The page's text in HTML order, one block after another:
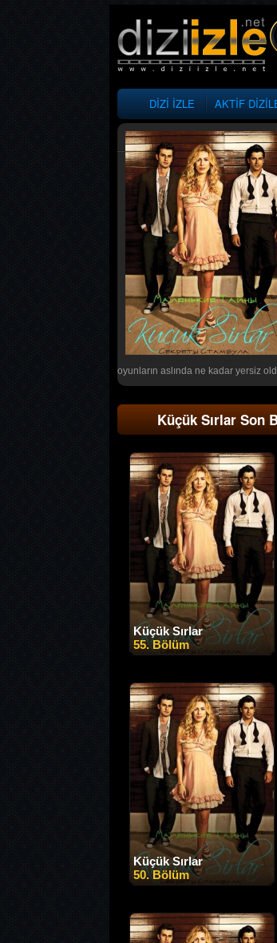
DİZİ İZLE AKTİF
oyunların aslında ne kadar yersiz
Küçük Sırlar Son
Küçük Sırlar
55. Bölüm
Küçük Sırlar
50. Bölüm